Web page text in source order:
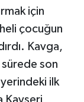
için
çocuğun
Kavga,
sürede son
ilk
Kayseri